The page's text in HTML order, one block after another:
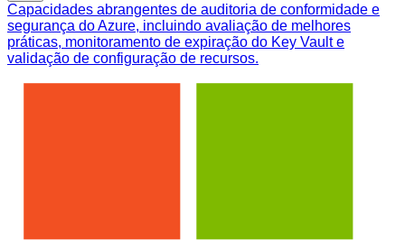
Capacidades abrangentes de auditoria de conformidade e
segurança do Azure, incluindo avaliação de melhores
práticas, monitoramento de expiração do Key Vault e
validação de configuração de recursos.